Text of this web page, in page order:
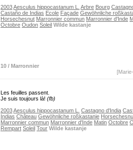
2003Aesculus hippocastanum L. Arbre Bourg
Castaño de Indias Ecole Façade Gewöhnliche
Horsechesnut Marronnier commun Marronnier d'Inde
Octobre Oudon Soleil Wilde kastanje
10 / Marronnier
Les feuilles passent.
Je suis toujours là! (fb)
2003Aesculus hippocastanum L. Castagno d'India
Indias Château Gewöhnliche roßkastanie
Marronnier commun Marronnier d'Inde Matin Octobre
Rempart Soleil Tour Wilde kastanje